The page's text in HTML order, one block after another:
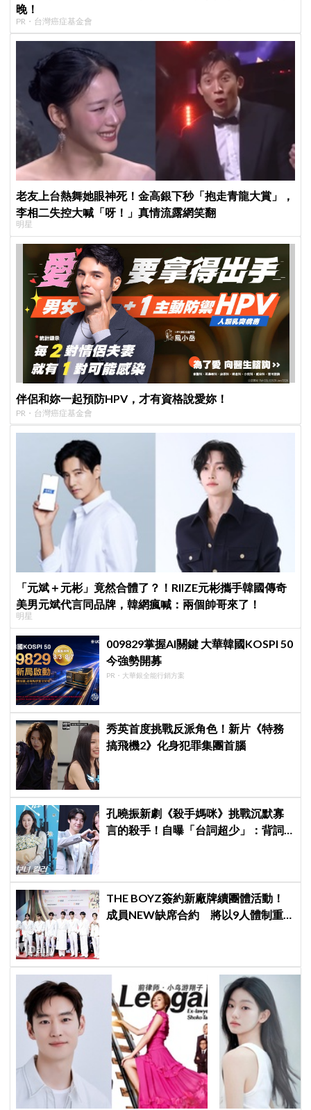
晚！
PR・台灣癌症基金會
老友上台熱舞她眼神死！金高銀下秒「抱走青龍大賞」，
李相二失控大喊「呀！」真情流露網笑翻
明星
伴侶和妳一起預防HPV，才有資格說愛妳！
PR・台灣癌症基金會
「元斌＋元彬」竟然合體了？！RIIZE元彬攜手韓國傳奇
美男元斌代言同品牌，韓網瘋喊：兩個帥哥來了！
明星
009829掌握AI關鍵 大華韓國KOSPI 50
今強勢開募
PR・大華銀全能行銷方案
秀英首度挑戰反派角色！新片《特務
搞飛機2》化身犯罪集團首腦
孔曉振新劇《殺手媽咪》挑戰沉默寡
言的殺手！自曝「台詞超少」：背詞
THE BOYZ簽約新廠牌續團體活動！
成員NEW缺席合約 將以9人體制重